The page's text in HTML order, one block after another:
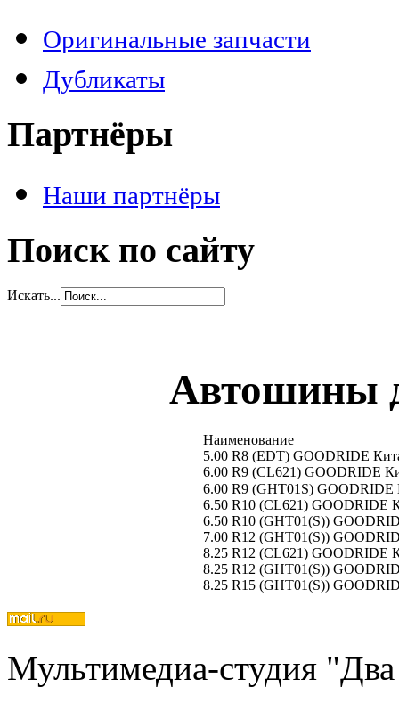
Оригинальные запчасти
Дубликаты
Партнёры
Наши партнёры
Поиск по сайту
Искать...
Автошины
Наименование
5.00 R8 (EDT) GOODRIDE
6.00 R9 (CL621) GOODRIDE
6.00 R9 (GHT01S) GOODRIDE
6.50 R10 (CL621) GOODRIDE
6.50 R10 (GHT01(S))
7.00 R12 (GHT01(S))
8.25 R12 (CL621) GOODRIDE
8.25 R12 (GHT01(S))
8.25 R15 (GHT01(S))
Мультимедиа-студия